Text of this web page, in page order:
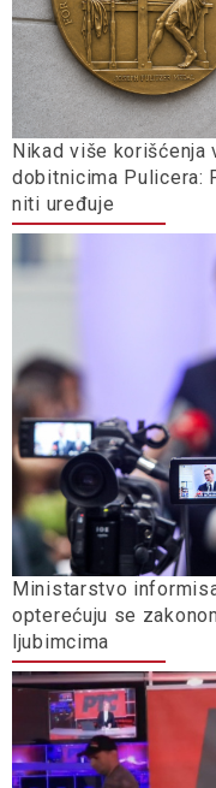
Nikad više
dobitnicima Pulicera:
niti uređuje
Ministarstvo
opterećuju se
ljubimcima